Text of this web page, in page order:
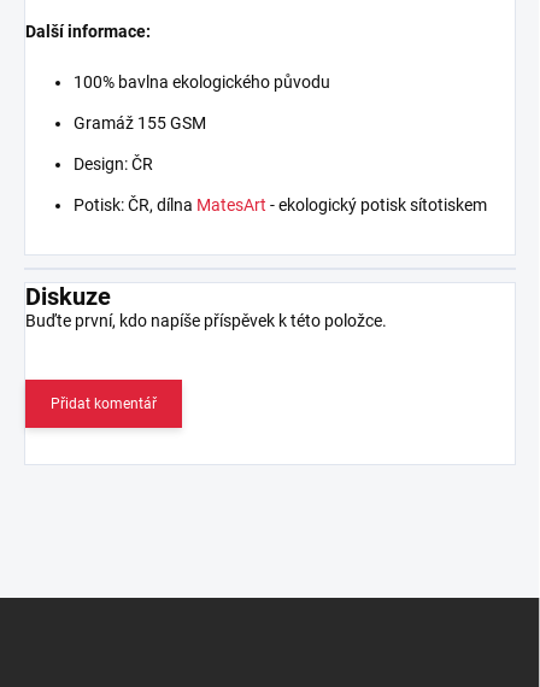
Další informace:
100% bavlna ekologického původu
Gramáž 155 GSM
Design: ČR
Potisk: ČR, dílna MatesArt - ekologický potisk sítotiskem
Diskuze
Buďte první, kdo napíše příspěvek k této položce.
Přidat komentář